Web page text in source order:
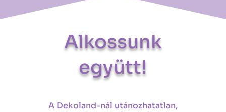
Alkossunk
együtt!
A Dekoland-nál utánozhatatlan,